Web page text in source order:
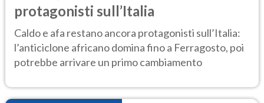
protagonisti sull’Italia
Caldo e afa restano ancora protagonisti sull’Italia:
l’anticiclone africano domina fino a Ferragosto, poi
potrebbe arrivare un primo cambiamento